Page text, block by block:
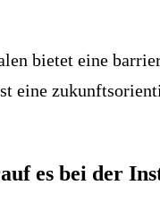
bietet eine
eine
es bei der